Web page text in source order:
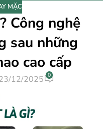
MẶC
Công nghệ
sau những
cao cấp
12/2025 0